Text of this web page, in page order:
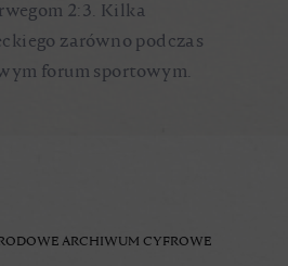
2:3. Kilka
zarówno podczas
forum sportowym.
ARCHIWUM CYFROWE